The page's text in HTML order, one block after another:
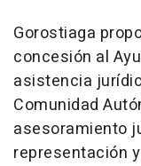
Gorostiaga
concesión al
asistencia
Comunidad
asesoramiento
representación